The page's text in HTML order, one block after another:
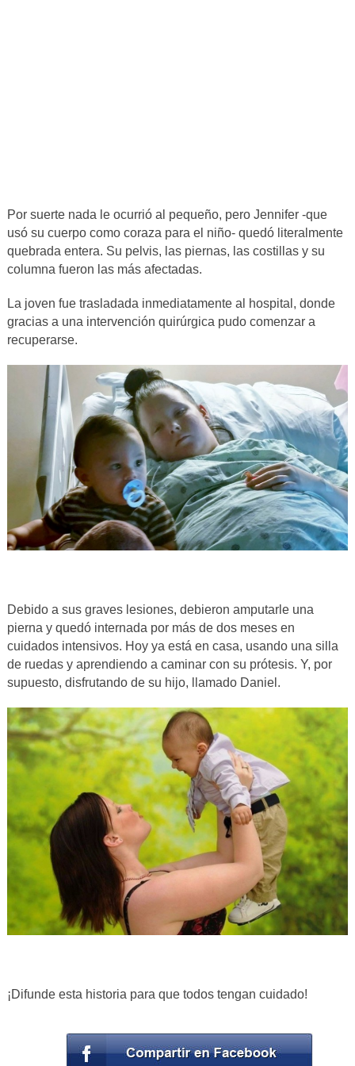
Por suerte nada le ocurrió al pequeño, pero Jennifer -que
usó su cuerpo como coraza para el niño- quedó literalmente
quebrada entera. Su pelvis, las piernas, las costillas y su
columna fueron las más afectadas.
La joven fue trasladada inmediatamente al hospital, donde
gracias a una intervención quirúrgica pudo comenzar a
recuperarse.
Debido a sus graves lesiones, debieron amputarle una
pierna y quedó internada por más de dos meses en
cuidados intensivos. Hoy ya está en casa, usando una silla
de ruedas y aprendiendo a caminar con su prótesis. Y, por
supuesto, disfrutando de su hijo, llamado Daniel.
¡Difunde esta historia para que todos tengan cuidado!